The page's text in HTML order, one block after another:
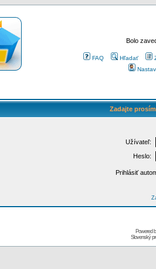
Bolo
FAQ Hľadať
Zadajte
Užívateľ:
Heslo:
Prihlásiť
Powered
Slovenský